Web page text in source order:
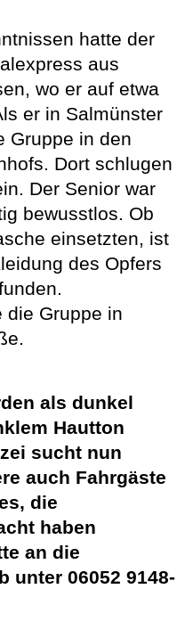
hatte der
aus
wo er auf etwa
er in Salmünster
Gruppe in den
Dort schlugen
Der Senior war
bewusstlos. Ob
einsetzten, ist
des Opfers
die Gruppe in
als dunkel
Hautton
sucht nun
auch Fahrgäste
die
haben
an die
unter 06052 9148-